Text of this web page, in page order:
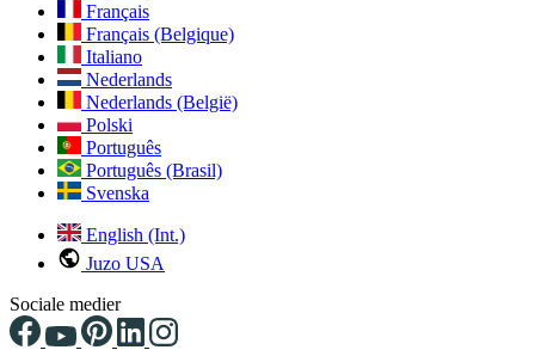
Français
Français (Belgique)
Italiano
Nederlands
Nederlands (België)
Polski
Português
Português (Brasil)
Svenska
English (Int.)
Juzo USA
Sociale medier